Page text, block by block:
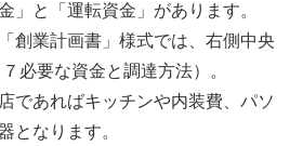
」と「運転資金」があります。
創業計画書」様式では、右側中央
必要な資金と調達方法）。
であればキッチンや内装費、パソ
となります。